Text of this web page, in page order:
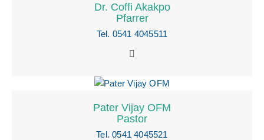
Dr. Coffi Akakpo
Pfarrer
Tel. 0541 4045511
Pater Vijay OFM
Pastor
Tel. 0541 4045521